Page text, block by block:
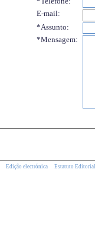
E-mail:
*Assunto:
*Mensagem:
Edição electrónica Estatuto Editorial